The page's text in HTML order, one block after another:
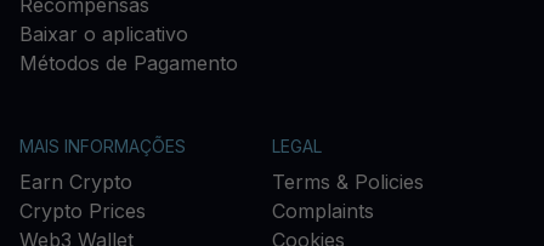
Recompensas
Baixar o aplicativo
Métodos de Pagamento
MAIS INFORMAÇÕES
Earn Crypto
Crypto Prices
Web3 Wallet
LEGAL
Terms & Policies
Complaints
Cookies